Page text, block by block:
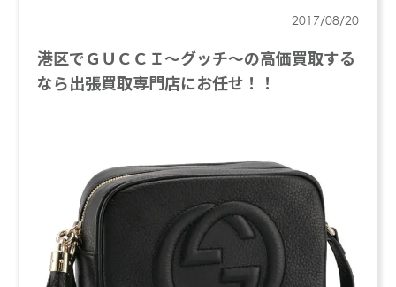
2017/08/20
港区でＧＵＣＣＩ～グッチ～の高価買取する
なら出張買取専門店にお任せ！！